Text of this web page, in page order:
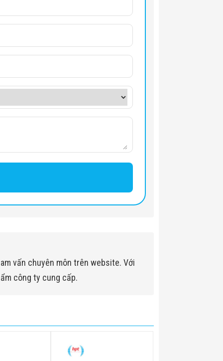
m
vấn chuyên môn trên website. Với
công ty cung cấp.